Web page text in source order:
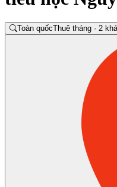
Toàn quốcThuê tháng · 2